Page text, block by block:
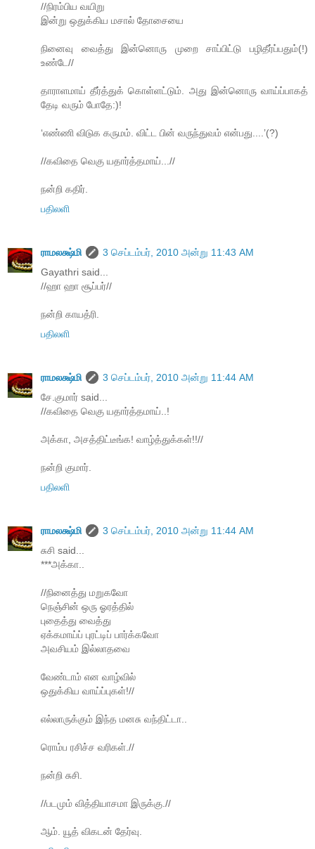
//நிரம்பிய வயிறு
இன்று ஒதுக்கிய மசால் தோசையை
நினைவு வைத்து இன்னொரு முறை சாப்பிட்டு பழிதீர்ப்பதும்(!)
உண்டே//
தாராளமாய் தீர்த்துக் கொள்ளட்டும். அது இன்னொரு வாய்ப்பாகத்
தேடி வரும் போதே:)!
‘எண்ணி விடுக கருமம். விட்ட பின் வருந்துவம் என்பது....’(?)
//கவிதை வெகு யதார்த்தமாய்...//
நன்றி கதிர்.
பதிலளி
ராமலக்ஷ்மி
3 செப்டம்பர், 2010 அன்று 11:43 AM
Gayathri said...
//ஹா ஹா சூப்பர்//
நன்றி காயத்ரி.
பதிலளி
ராமலக்ஷ்மி
3 செப்டம்பர், 2010 அன்று 11:44 AM
சே.குமார் said...
//கவிதை வெகு யதார்த்தமாய்..!
அக்கா, அசத்திட்டீங்க! வாழ்த்துக்கள்!!//
நன்றி குமார்.
பதிலளி
ராமலக்ஷ்மி
3 செப்டம்பர், 2010 அன்று 11:44 AM
சுசி said...
***அக்கா..
//நினைத்து மறுகவோ
நெஞ்சின் ஒரு ஓரத்தில்
புதைத்து வைத்து
ஏக்கமாய்ப் புரட்டிப் பார்க்கவோ
அவசியம் இல்லாதவை
வேண்டாம் என வாழ்வில்
ஒதுக்கிய வாய்ப்புகள்!//
எல்லாருக்கும் இந்த மனசு வந்திட்டா..
ரொம்ப ரசிச்ச வரிகள்.//
நன்றி சுசி.
//படமும் வித்தியாசமா இருக்கு.//
ஆம். யூத் விகடன் தேர்வு.